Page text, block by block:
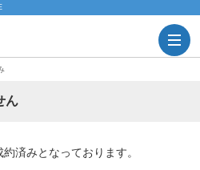
ん
済みとなっております。